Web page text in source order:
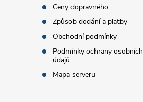
Ceny dopravného
Způsob dodání a platby
Obchodní podmínky
Podmínky ochrany osobních
údajů
Mapa serveru